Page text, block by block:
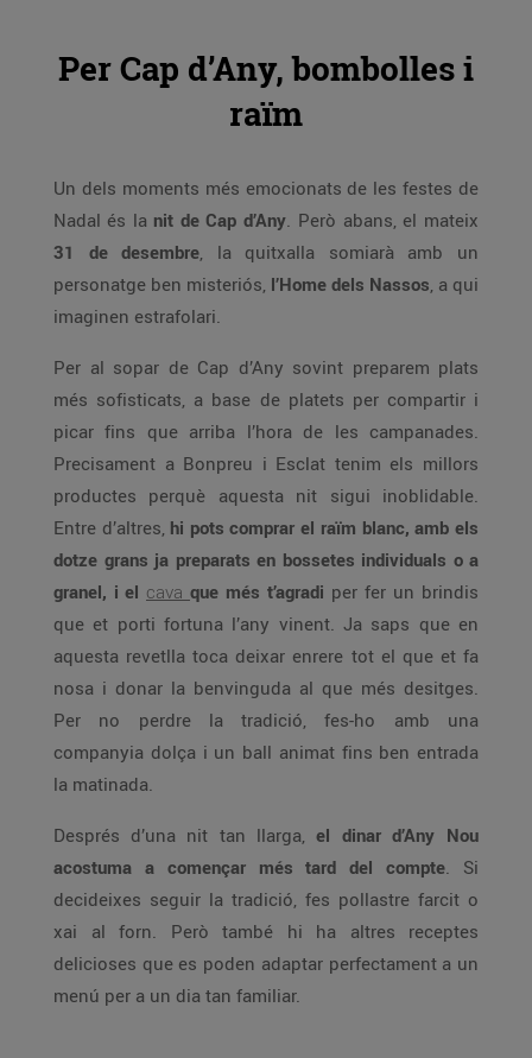
Per Cap d’Any, bombolles i
raïm
Un dels moments més emocionats de les festes de
Nadal és la nit de Cap d’Any. Però abans, el mateix
31 de desembre, la quitxalla somiarà amb un
personatge ben misteriós, l’Home dels Nassos, a qui
imaginen estrafolari.
Per al sopar de Cap d’Any sovint preparem plats
més sofisticats, a base de platets per compartir i
picar fins que arriba l’hora de les campanades.
Precisament a Bonpreu i Esclat tenim els millors
productes perquè aquesta nit sigui inoblidable.
Entre d’altres, hi pots comprar el raïm blanc, amb els
dotze grans ja preparats en bossetes individuals o a
granel, i el cava que més t’agradi per fer un brindis
que et porti fortuna l’any vinent. Ja saps que en
aquesta revetlla toca deixar enrere tot el que et fa
nosa i donar la benvinguda al que més desitges.
Per no perdre la tradició, fes-ho amb una
companyia dolça i un ball animat fins ben entrada
la matinada.
Després d’una nit tan llarga, el dinar d’Any Nou
acostuma a començar més tard del compte. Si
decideixes seguir la tradició, fes pollastre farcit o
xai al forn. Però també hi ha altres receptes
delicioses que es poden adaptar perfectament a un
menú per a un dia tan familiar.